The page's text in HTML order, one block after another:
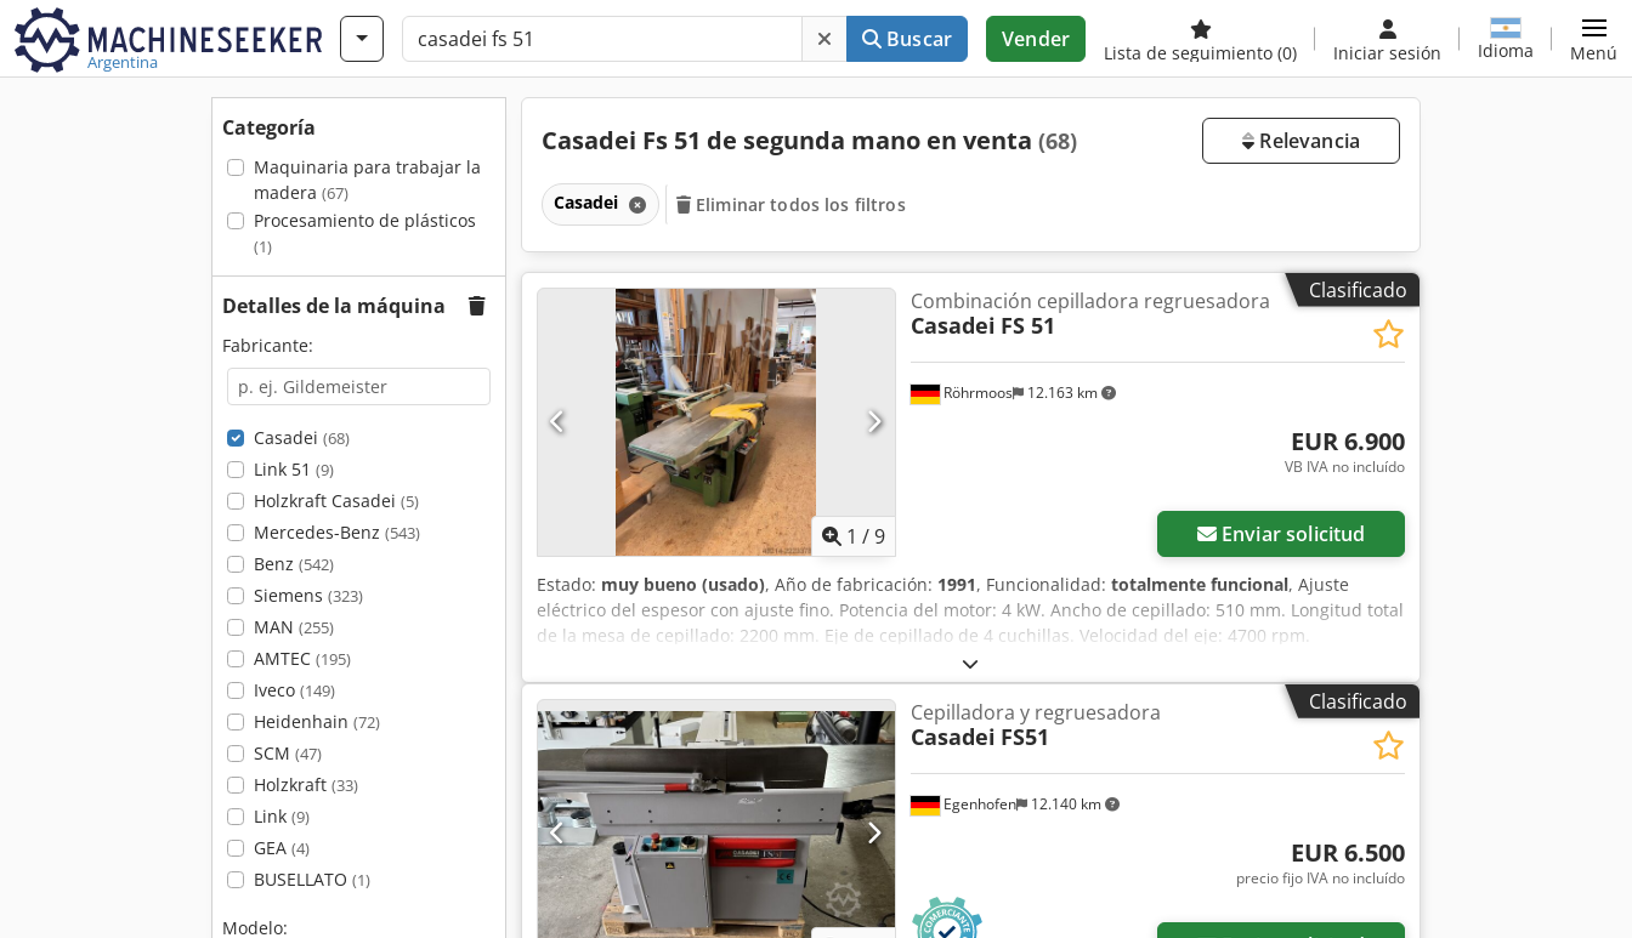
Argentina
Buscar Vender
Lista de seguimiento (0) Iniciar sesión Idioma Menú
Categoría
Maquinaria para trabajar la
madera (67)
Procesamiento de plásticos
(1)
Detalles de la máquina
Fabricante:
Casadei (68)
Link 51 (9)
Holzkraft Casadei (5)
Mercedes-Benz (543)
Benz (542)
Siemens (323)
MAN (255)
AMTEC (195)
Iveco (149)
Heidenhain (72)
SCM (47)
Holzkraft (33)
Link (9)
GEA (4)
BUSELLATO (1)
Modelo:
Casadei Fs 51 de segunda mano en venta (68) Relevancia
Casadei Eliminar todos los filtros
Clasificado
1 /9
Röhrmoos 12.163 km
Combinación cepilladora regruesadora
Casadei FS 51
EUR 6.900
VB IVA no incluído
Enviar solicitud
Estado: muy bueno (usado), Año de fabricación: 1991, Funcionalidad: totalmente funcional, Ajuste
eléctrico del espesor con ajuste fino. Potencia del motor: 4 kW. Ancho de cepillado: 510 mm. Longitud total
de la mesa de cepillado: 2200 mm. Eje de cepillado de 4 cuchillas. Velocidad del eje: 4700 rpm.
Dcodpjzhuz Aefx Aizok Altura de cepillado: 3 - 230 mm. Velocidades de avance: 8 + 14 m/min. Peso:
aproximadamente 750 kg.
Clasificado
Egenhofen 12.140 km
Cepilladora y regruesadora
Casadei FS51
EUR 6.500
precio fijo IVA no incluído